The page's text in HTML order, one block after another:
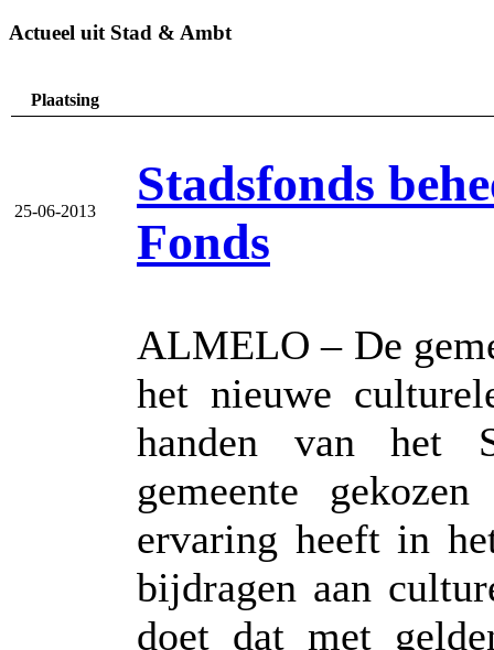
Actueel uit Stad & Ambt
Plaatsing
25-06-2013
Stadsfonds
Fonds
ALMELO – De
het nieuwe
handen van het
gemeente
ervaring heeft in
bijdragen aan
doet dat met